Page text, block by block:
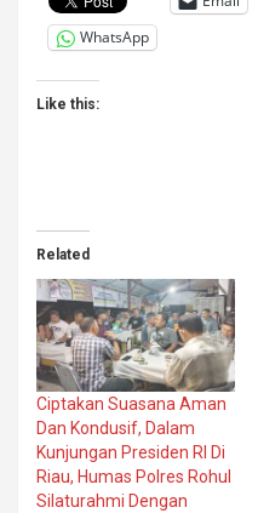
WhatsApp
Like this:
Related
Ciptakan Suasana Aman
Dan Kondusif, Dalam
Kunjungan Presiden RI Di
Riau, Humas Polres Rohul
Silaturahmi Dengan